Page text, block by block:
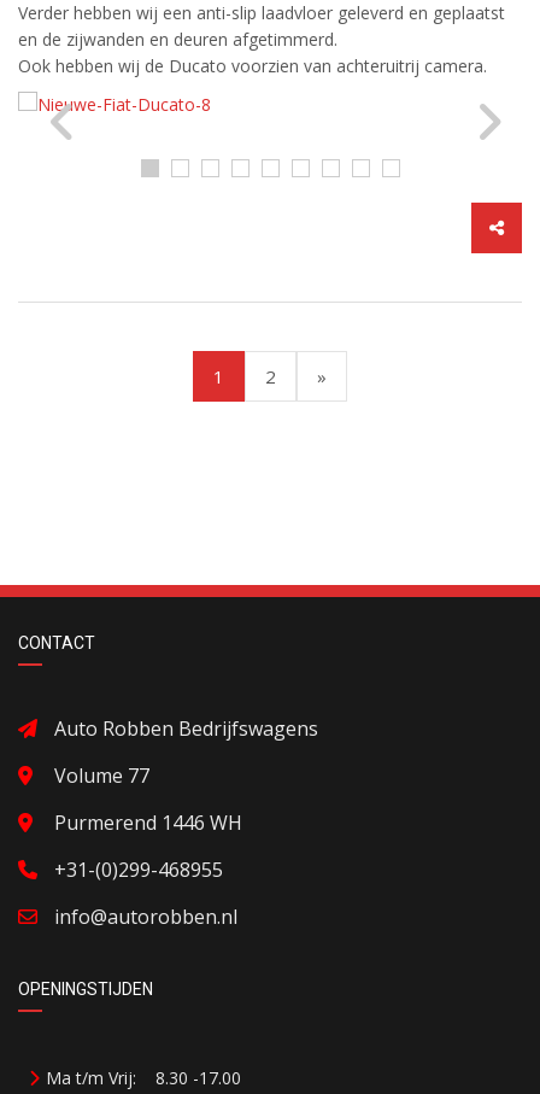
Verder hebben wij een anti-slip laadvloer geleverd en geplaatst
en de zijwanden en deuren afgetimmerd.
Ook hebben wij de Ducato voorzien van achteruitrij camera.
1 (current)
2 »
CONTACT
Auto Robben Bedrijfswagens
Volume 77
Purmerend 1446 WH
+31-(0)299-468955
info@autorobben.nl
OPENINGSTIJDEN
Ma t/m Vrij: 8.30 -17.00